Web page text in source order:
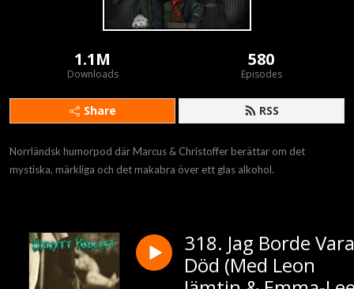
1.1M
Downloads
580
Episodes
Share RSS
Norrländsk humorpod där Marcus & Christoffer berättar om det
mystiska, märkliga och det makabra över ett glas alkohol.
318. Jag Borde Vara
Död (Med Leon